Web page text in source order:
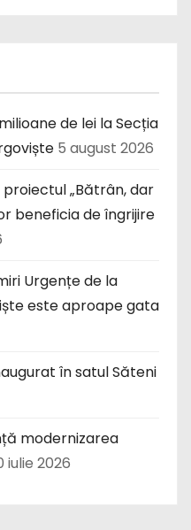
de lei la Secția
5 august 2026
„Bătrân, dar
beneficia de îngrijire
Urgențe de la
este aproape gata
în satul Săteni
modernizarea
iulie 2026